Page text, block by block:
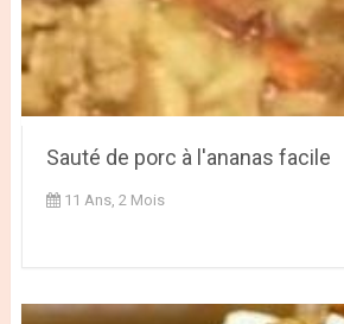
Sauté de porc à l'ananas facile
11 Ans, 2 Mois